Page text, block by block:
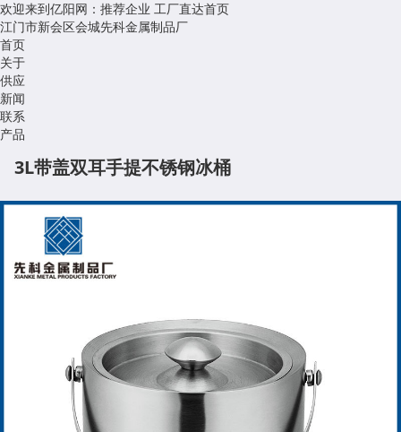
欢迎来到亿阳网：推荐企业 工厂直达首页
江门市新会区会城先科金属制品厂
首页
关于
供应
新闻
联系
产品
3L带盖双耳手提不锈钢冰桶